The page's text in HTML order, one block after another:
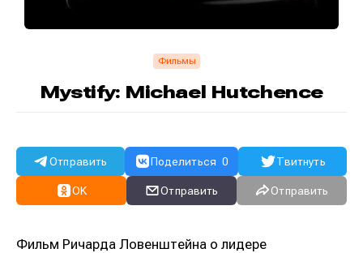
Фильмы
Mystify: Michael Hutchence
Отправить Поделиться 0 Твитнуть
OK Отправить Отправить
Фильм Ричарда Ловенштейна о лидере